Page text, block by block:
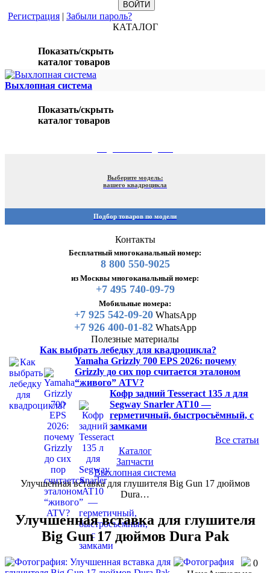
Регистрация | Забыли пароль?
КАТАЛОГ
Показать/скрыть
каталог товаров
Выхлопная система
Показать/скрыть
каталог товаров
Выберите модель:
вашего квадроцикла
Подбор товаров по модели
Контакты
Бесплатный многоканальный номер:
8 800 550-9025
из Москвы многоканальный номер:
+7 495 740-09-79
Мобильные номера:
+7 925 542-09-20WhatsApp
+7 926 400-01-82WhatsApp
Полезные материалы
Как выбрать лебедку для квадроцикла?
Yamaha Grizzly 700 EPS 2026: почему
Grizzly до сих пор считается эталоном
“живого” ATV?
Кофр задний Tesseract 135 л для
Segway Snarler AT10 —
герметичный, быстросъёмный, с
замками
Все статьи
Каталог
Запчасти
Выхлопная система
Улучшенная вставка для глушителя Big Gun 17 дюймов
Dura…
Улучшенная вставка для глушителя
Big Gun 17 дюймов Dura Pak
0